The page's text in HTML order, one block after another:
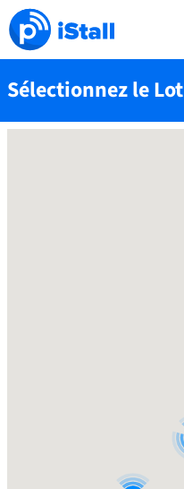
Sélectionnez le Lot